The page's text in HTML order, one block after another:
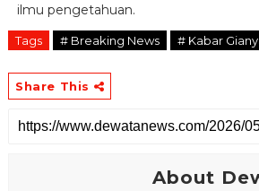
ilmu pengetahuan.
Tags # Breaking News # Kabar
Share This
About